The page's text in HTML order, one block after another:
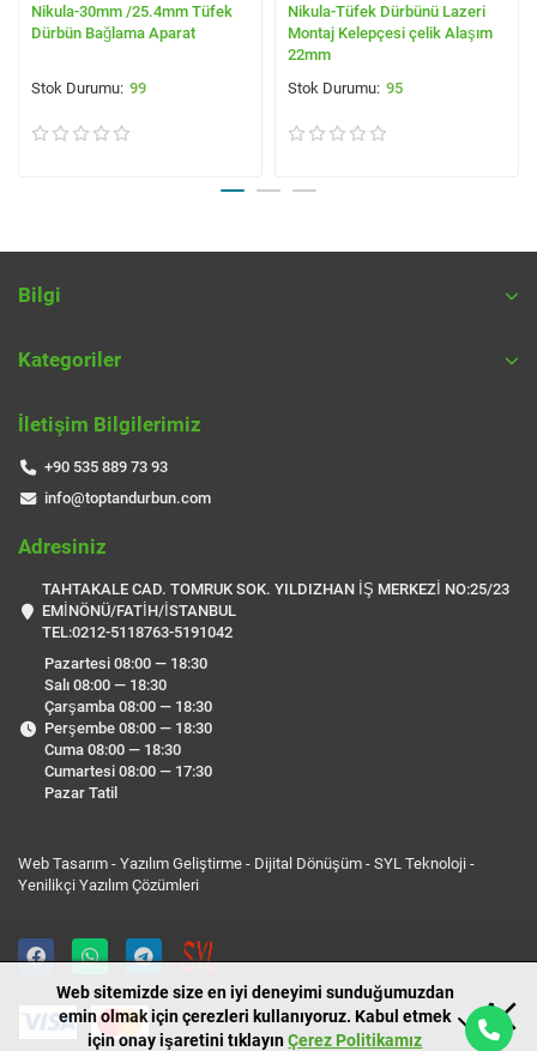
Nikula-30mm /25.4mm Tüfek
Dürbün Bağlama Aparat
99
Nikula-Tüfek Dürbünü Lazeri
Montaj Kelepçesi çelik Alaşım
22mm
95
Bilgi
Kategoriler
İletişim Bilgilerimiz
+90 535 889 73 93
info@toptandurbun.com
Adresiniz
TAHTAKALE CAD. TOMRUK SOK. YILDIZHAN İŞ MERKEZİ NO:25/23
EMİNÖNÜ/FATİH/İSTANBUL
TEL:0212-5118763-5191042
Pazartesi 08:00 — 18:30
Salı 08:00 — 18:30
Çarşamba 08:00 — 18:30
Perşembe 08:00 — 18:30
Cuma 08:00 — 18:30
Cumartesi 08:00 — 17:30
Pazar Tatil
Web Tasarım - Yazılım Geliştirme - Dijital Dönüşüm - SYL Teknoloji -
Yenilikçi Yazılım Çözümleri
Web sitemizde size en iyi deneyimi sunduğumuzdan
emin olmak için çerezleri kullanıyoruz. Kabul etmek
için onay işaretini tıklayınÇerez Politikamız